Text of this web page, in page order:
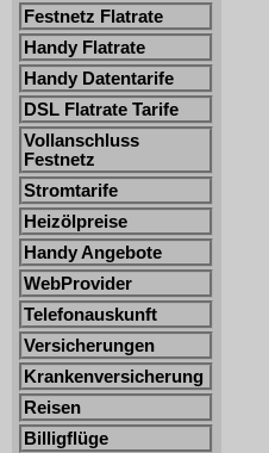
Festnetz Flatrate
Handy Flatrate
Handy Datentarife
DSL Flatrate Tarife
Vollanschluss
Festnetz
Stromtarife
Heizölpreise
Handy Angebote
WebProvider
Telefonauskunft
Versicherungen
Krankenversicherung
Reisen
Billigflüge